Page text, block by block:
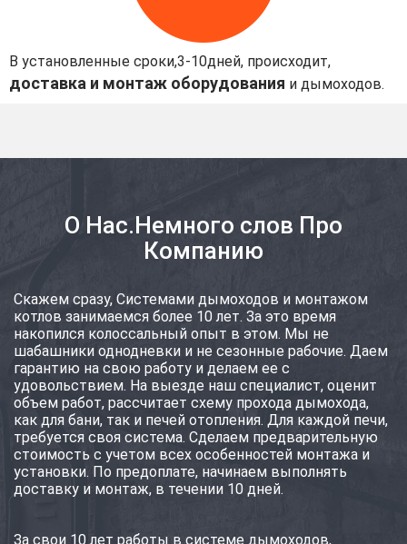
В установленные сроки,3-10дней, происходит,
доставка и монтаж оборудования и дымоходов.
О Нас.Немного слов Про
Компанию
Скажем сразу, Системами дымоходов и монтажом
котлов занимаемся более 10 лет. За это время
накопился колоссальный опыт в этом. Мы не
шабашники однодневки и не сезонные рабочие. Даем
гарантию на свою работу и делаем ее с
удовольствием. На выезде наш специалист, оценит
объем работ, рассчитает схему прохода дымохода,
как для бани, так и печей отопления. Для каждой печи,
требуется своя система. Сделаем предварительную
стоимость с учетом всех особенностей монтажа и
установки. По предоплате, начинаем выполнять
доставку и монтаж, в течении 10 дней.
За свои 10 лет работы в системе дымоходов,